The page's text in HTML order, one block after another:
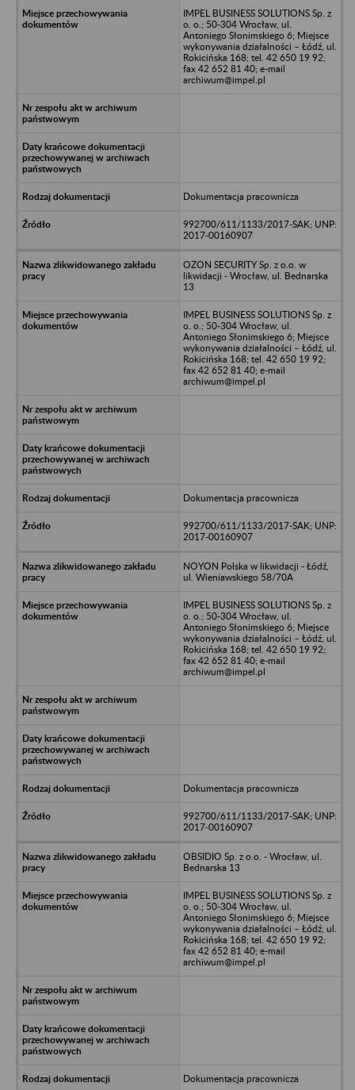
IMPEL BUSINESS SOLUTIONS Sp. z
o. o.; 50-304 Wrocław, ul.
Antoniego Słonimskiego 6; Miejsce
wykonywania działalności – Łódź, ul.
Rokicińska 168; tel. 42 650 19 92;
fax 42 652 81 40; e-mail
archiwum@impel.pl
Dokumentacja pracownicza
992700/611/1133/2017-SAK; UNP:
2017-00160907
OZON SECURITY Sp. z o.o. w
likwidacji - Wrocław, ul. Bednarska
13
IMPEL BUSINESS SOLUTIONS Sp. z
o. o.; 50-304 Wrocław, ul.
Antoniego Słonimskiego 6; Miejsce
wykonywania działalności – Łódź, ul.
Rokicińska 168; tel. 42 650 19 92;
fax 42 652 81 40; e-mail
archiwum@impel.pl
Dokumentacja pracownicza
992700/611/1133/2017-SAK; UNP:
2017-00160907
NOYON Polska w likwidacji - Łódź,
ul. Wieniawskiego 58/70A
IMPEL BUSINESS SOLUTIONS Sp. z
o. o.; 50-304 Wrocław, ul.
Antoniego Słonimskiego 6; Miejsce
wykonywania działalności – Łódź, ul.
Rokicińska 168; tel. 42 650 19 92;
fax 42 652 81 40; e-mail
archiwum@impel.pl
Dokumentacja pracownicza
992700/611/1133/2017-SAK; UNP:
2017-00160907
OBSIDIO Sp. z o.o. - Wrocław, ul.
Bednarska 13
IMPEL BUSINESS SOLUTIONS Sp. z
o. o.; 50-304 Wrocław, ul.
Antoniego Słonimskiego 6; Miejsce
wykonywania działalności – Łódź, ul.
Rokicińska 168; tel. 42 650 19 92;
fax 42 652 81 40; e-mail
archiwum@impel.pl
Dokumentacja pracownicza